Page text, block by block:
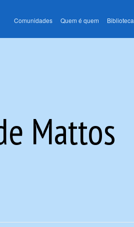
Comunidades Quem é quem Biblioteca
Mattos